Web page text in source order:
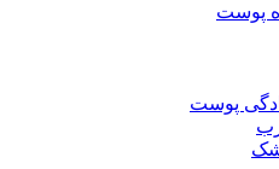
پوست
پوست